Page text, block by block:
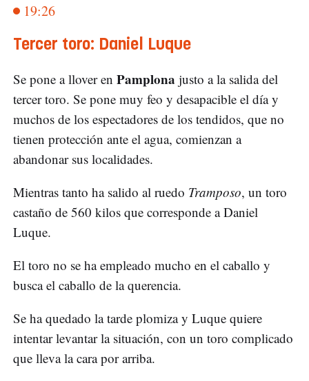
19:26
Tercer toro: Daniel Luque
Se pone a llover en Pamplona justo a la salida del
tercer toro. Se pone muy feo y desapacible el día y
muchos de los espectadores de los tendidos, que no
tienen protección ante el agua, comienzan a
abandonar sus localidades.
Mientras tanto ha salido al ruedo Tramposo, un toro
castaño de 560 kilos que corresponde a Daniel
Luque.
El toro no se ha empleado mucho en el caballo y
busca el caballo de la querencia.
Se ha quedado la tarde plomiza y Luque quiere
intentar levantar la situación, con un toro complicado
que lleva la cara por arriba.